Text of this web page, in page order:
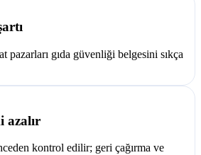
pazarları gıda güvenliği belgesini sıkça
azalır
kontrol edilir; geri çağırma ve